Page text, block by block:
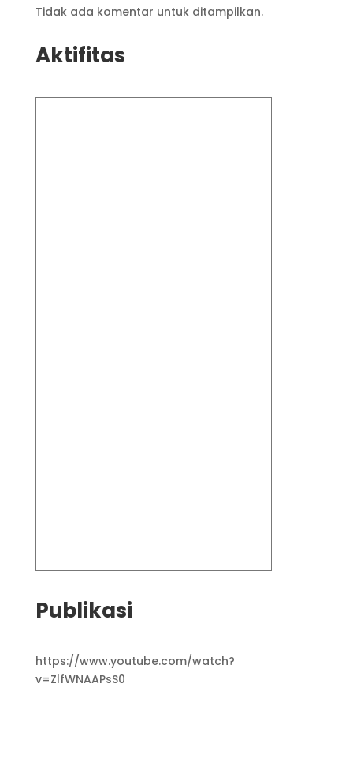
Tidak ada komentar untuk ditampilkan.
Aktifitas
Publikasi
https://www.youtube.com/watch?
v=ZlfWNAAPsS0